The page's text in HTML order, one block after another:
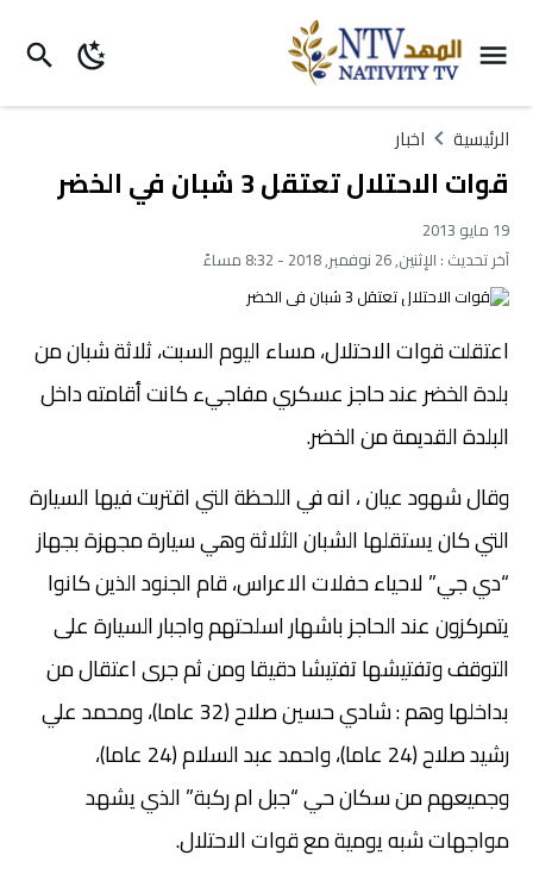
الرئيسية اخبار
قوات الاحتلال تعتقل 3 شبان في الخضر
19 مايو 2013
آخر تحديث : الإثنين, 26 نوفمبر, 2018 - 8:32 مساءً
اعتقلت قوات الاحتلال، مساء اليوم السبت، ثلاثة شبان من
بلدة الخضر عند حاجز عسكري مفاجيء كانت أقامته داخل
البلدة القديمة من الخضر.
وقال شهود عيان ، انه في اللحظة التي اقتربت فيها السيارة
التي كان يستقلها الشبان الثلاثة وهي سيارة مجهزة بجهاز
“دي جي” لاحياء حفلات الاعراس، قام الجنود الذين كانوا
يتمركزون عند الحاجز باشهار اسلحتهم واجبار السيارة على
التوقف وتفتيشها تفتيشا دقيقا ومن ثم جرى اعتقال من
بداخلها وهم : شادي حسين صلاح (32 عاما)، ومحمد علي
رشيد صلاح (24 عاما)، واحمد عبد السلام (24 عاما)،
وجميعهم من سكان حي “جبل ام ركبة” الذي يشهد
مواجهات شبه يومية مع قوات الاحتلال.